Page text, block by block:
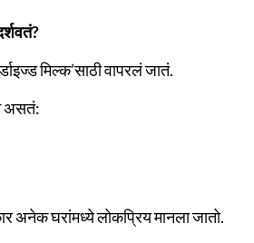
मिल्क’साठी वापरलं जातं.
असतं:
अनेक घरांमध्ये लोकप्रिय मानला जातो.